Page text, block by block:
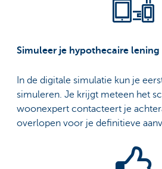
Simuleer je hypothecaire
In de digitale simulatie kun je
simuleren. Je krijgt meteen het
woonexpert contacteert je
overlopen voor je definitieve